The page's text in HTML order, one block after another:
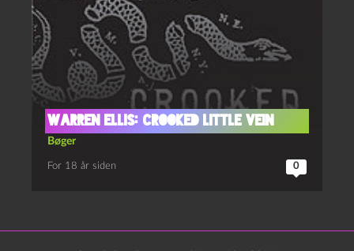
Warren Ellis: Crooked Little Vein
Bøger
For 18 år siden 0